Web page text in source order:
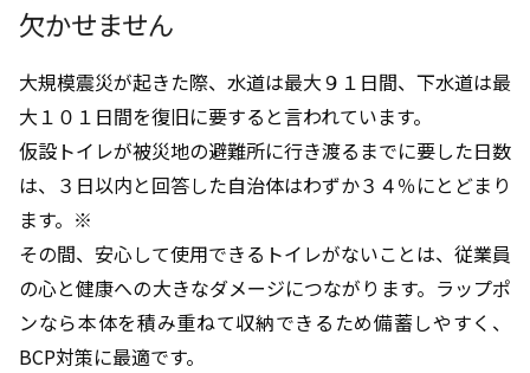
欠かせません
大規模震災が起きた際、水道は最大９１日間、下水道は最
大１０１日間を復旧に要すると言われています。
仮設トイレが被災地の避難所に行き渡るまでに要した日数
は、３日以内と回答した自治体はわずか３４％にとどまり
ます。※
その間、安心して使用できるトイレがないことは、従業員
の心と健康への大きなダメージにつながります。ラップポ
ンなら本体を積み重ねて収納できるため備蓄しやすく、
BCP対策に最適です。